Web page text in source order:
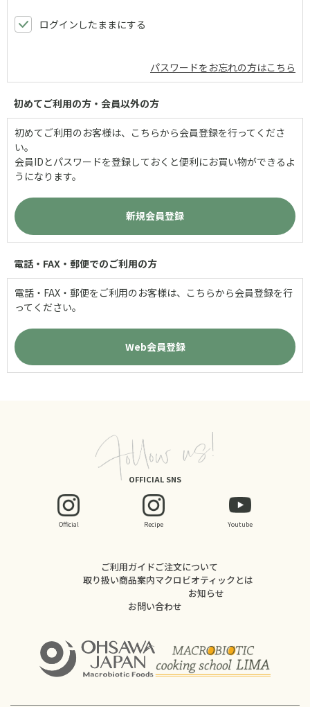
ログインしたままにする
パスワードをお忘れの方はこちら
初めてご利用の方・会員以外の方
初めてご利用のお客様は、こちらから会員登録を行ってくださ
い。
会員IDとパスワードを登録しておくと便利にお買い物ができるよ
うになります。
電話・FAX・郵便でのご利用の方
電話・FAX・郵便をご利用のお客様は、こちらから会員登録を行
ってください。
OFFICIAL SNS
Official Recipe Youtube
ご利用ガイドご注文について
取り扱い商品案内マクロビオティックとは
お知らせ
お問い合わせ